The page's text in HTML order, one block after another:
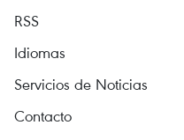
RSS
Idiomas
Servicios de Noticias
Contacto